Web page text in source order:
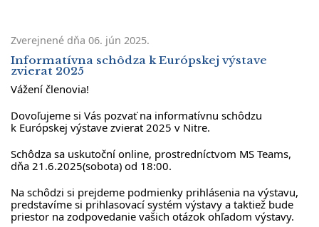
Zverejnené dňa 06. jún 2025.
Informatívna schôdza k Európskej výstave
zvierat 2025
Vážení členovia!
Dovoľujeme si Vás pozvať na informatívnu schôdzu
k Európskej výstave zvierat 2025 v Nitre.
Schôdza sa uskutoční online, prostredníctvom MS Teams,
dňa 21.6.2025(sobota) od 18:00.
Na schôdzi si prejdeme podmienky prihlásenia na výstavu,
predstavíme si prihlasovací systém výstavy a taktiež bude
priestor na zodpovedanie vašich otázok ohľadom výstavy.